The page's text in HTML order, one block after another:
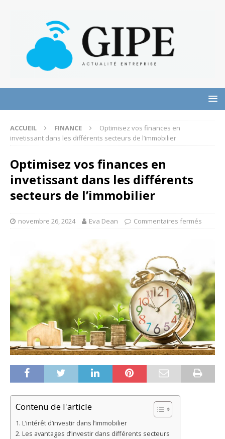
ACCUEIL FINANCE
Optimisez vos finances en
invetissant dans les différents secteurs de l’immobilier
Optimisez vos finances en
invetissant dans les différents
secteurs de l’immobilier
novembre 26, 2024 Eva Dean Commentaires fermés
Contenu de l'article
L’intérêt d’investir dans l’immobilier
Les avantages d’investir dans différents secteurs